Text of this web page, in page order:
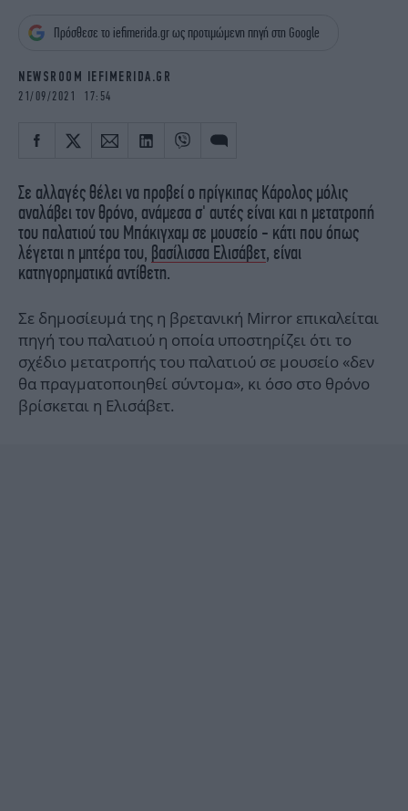
OSCARS
THE OCEAN
Πρόσθεσε το iefimerida.gr ως προτιμώμενη πηγή στη Google
NEWSROOM IEFIMERIDA.GR
21/09/2021 17:54
Σε αλλαγές θέλει να προβεί ο πρίγκιπας Κάρολος μόλις
αναλάβει τον θρόνο, ανάμεσα σ' αυτές είναι και η μετατροπή
του παλατιού του Μπάκιγχαμ σε μουσείο - κάτι που όπως
λέγεται η μητέρα του, βασίλισσα Ελισάβετ, είναι
κατηγορηματικά αντίθετη.
Σε δημοσίευμά της η βρετανική Mirror επικαλείται
πηγή του παλατιού η οποία υποστηρίζει ότι το
σχέδιο μετατροπής του παλατιού σε μουσείο «δεν
θα πραγματοποιηθεί σύντομα», κι όσο στο θρόνο
βρίσκεται η Ελισάβετ.